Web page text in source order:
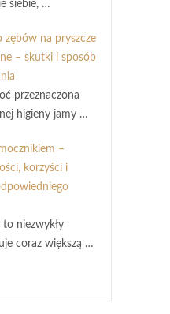
siebie, …
zębów na pryszcze
– skutki i sposób
przeznaczona
higieny jamy …
–
korzyści i
niezwykły
coraz większą …